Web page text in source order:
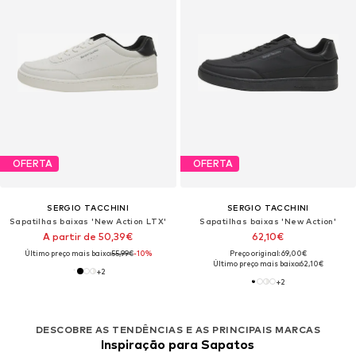
OFERTA
SERGIO TACCHINI
Sapatilhas baixas 'New Action LTX'
A partir de 50,39€
Último preço mais baixo:55,99€-10%
+2
DESCOBRE AS TENDÊNCIAS E AS PRINCIPAIS MARCAS
Inspiração para Sapatos
OFERTA
SERGIO TACCHINI
Sapatilhas baixas 'New Action'
62,10€
Preço original: 69,00€
Último preço mais baixo:62,10€
+2